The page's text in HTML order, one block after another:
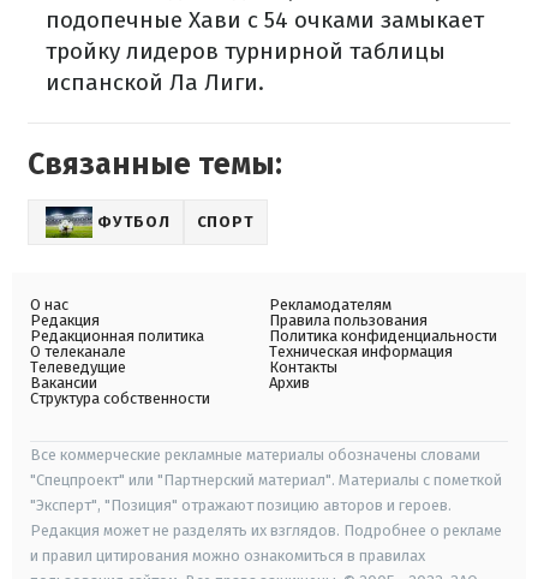
подопечные Хави с 54 очками замыкает
тройку лидеров турнирной таблицы
испанской Ла Лиги.
Связанные темы:
ФУТБОЛ СПОРТ
О нас
Редакция
Редакционная политика
О телеканале
Телеведущие
Вакансии
Структура собственности
Рекламодателям
Правила пользования
Политика конфиденциальности
Техническая информация
Контакты
Архив
Все коммерческие рекламные материалы обозначены словами
"Спецпроект" или "Партнерский материал". Материалы с пометкой
"Эксперт", "Позиция" отражают позицию авторов и героев.
Редакция может не разделять их взглядов. Подробнее о рекламе
и правил цитирования можно ознакомиться в правилах